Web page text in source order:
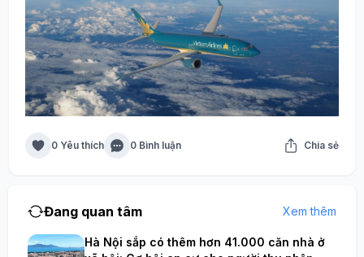
0 Yêu thích 0 Bình luận Chia sẻ
Đang quan tâm Xem thêm
Hà Nội sắp có thêm hơn 41.000 căn nhà ở